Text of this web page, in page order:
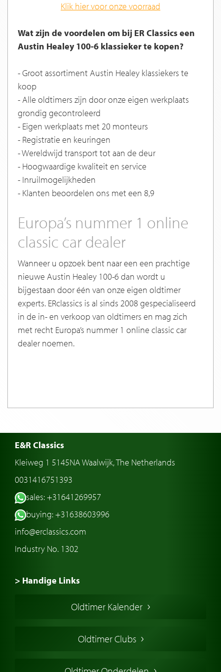
Klik hier voor onze voorraad
Wat zijn de voordelen om bij ER Classics een
Austin Healey 100-6 klassieker te kopen?
- Groot assortiment Austin Healey klassiekers te
koop
- Alle oldtimers zijn door onze eigen werkplaats
grondig gecontroleerd
- Eigen werkplaats met 20 monteurs
- Registratie en keuringen
- Wereldwijd transport tot aan de deur
- Hoogwaardige kwaliteit en service
- Inruilmogelijkheden
- Klanten beoordelen ons met een 8,9
Europa’s nummer 1 online
classic car dealer
Wanneer u opzoek bent naar een een prachtige
nieuwe Austin Healey 100-6 dan wordt u
bijgestaan door één van onze eigen oldtimer
experts. ERclassics is al sinds 2008 gespecialiseerd
in de in- en verkoop van oldtimers en mag zich
met recht Europa’s nummer 1 online classic car
dealer noemen.
E&R Classics
Kleiweg 1 5145NA Waalwijk, The Netherlands
0031416751393
sales: +31641269957
buying: +31638603996
info@erclassics.com
Industry No. 1302
> Handige Links
Amerikaanse oldtimers
Oldtimer Kalender
Oldtimer Clubs